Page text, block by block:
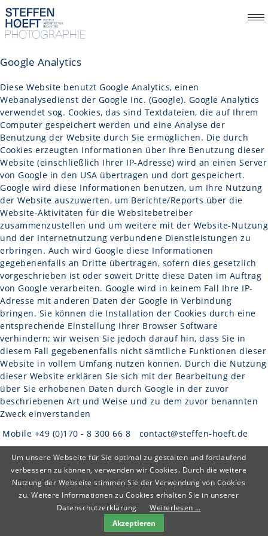
Google Analytics
Diese Website benutzt Google Analytics, einen
Webanalysedienst der Google Inc. (Google). Google Analytics
verwendet sog. Cookies, das sind Textdateien, die auf Ihrem
Computer gespeichert werden und eine Analyse der
Benutzung der Website durch Sie ermöglichen. Die durch
Cookies erzeugten Informationen über Ihre Benutzung dieser
Website (einschließlich Ihrer IP-Adresse) wird an einen Server
von Google in den USA übertragen und dort gespeichert.
Google wird diese Informationen benutzen, um Ihre Nutzung
der Website auszuwerten, um Berichte/Reports über die
Website-Aktivitäten für die Websitebetreiber
zusammenzustellen und um weitere mit der Website-Nutzung
und der Internetnutzung verbundene Dienstleistungen zu
erbringen. Auch wird Google diese Informationen
gegebenenfalls an Dritte übertragen, sofern dies gesetzlich
vorgeschrieben ist oder soweit Dritte diese Daten im Auftrag
von Google verarbeiten. Google wird in keinem Fall Ihre IP-
Adresse mit anderen Daten der Google in Verbindung
bringen. Sie können die Installation der Cookies durch eine
entsprechende Einstellung Ihrer Browser Software
verhindern; wir weisen Sie jedoch darauf hin, dass Sie in
diesem Fall gegebenenfalls nicht sämtliche Funktionen dieser
Website in vollem Umfang nutzen können. Durch die Nutzung
dieser Website erklären Sie sich mit der Bearbeitung der
über Sie erhobenen Daten durch Google in der zuvor
beschriebenen Art und Weise und zu dem zuvor benannten
Zweck einverstanden
Mobile +49 (0)170 - 8 300 66 8
contact@steffen-hoeft.de
Um unsere Webseite für Sie optimal zu gestalten und fortlaufend
verbessern zu können, verwenden wir Cookies. Durch die weitere
Nutzung der Webseite stimmen Sie der Verwendung von Cookies
zu. Weitere Informationen zu Cookies erhalten Sie in unserer
Datenschutzerklärung
Weiterlesen …
Akzeptieren